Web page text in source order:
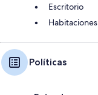
Escritorio
Políticas